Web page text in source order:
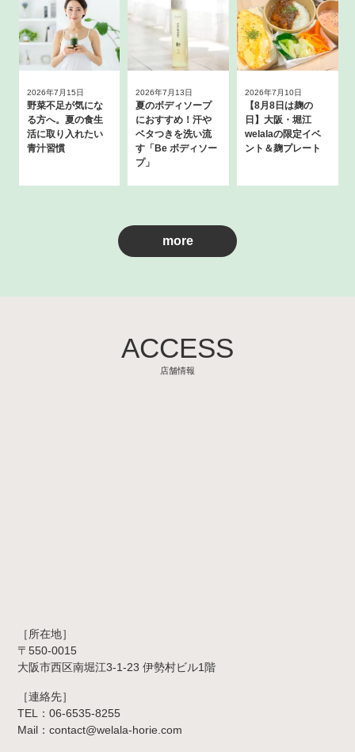
2026年7月15日
野菜不足が気にな
る方へ。夏の食生
活に取り入れたい
青汁習慣
2026年7月13日
夏のボディソープ
におすすめ！汗や
ベタつきを洗い流
す「Be ボディソー
プ」
2026年7月10日
【8月8日は麹の
日】大阪・堀江
welalaの限定イベ
ント＆麹プレート
more
ACCESS
店舗情報
［所在地］
〒550-0015
大阪市西区南堀江3-1-23 伊勢村ビル1階
［連絡先］
TEL：06-6535-8255
Mail：contact@welala-horie.com